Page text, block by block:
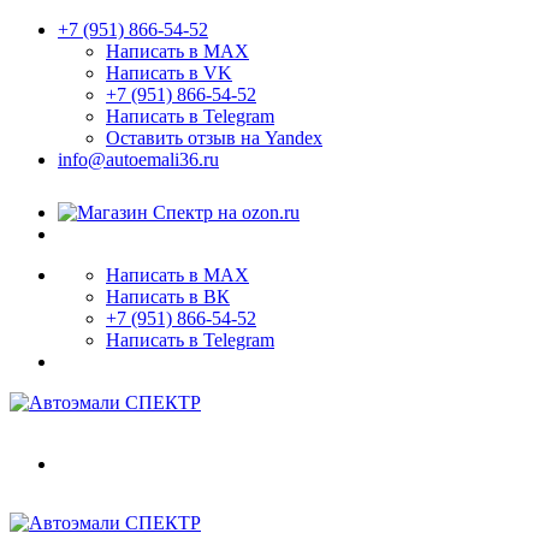
+7 (951) 866-54-52
Написать в MAX
Написать в VK
+7 (951) 866-54-52
Написать в Telegram
Оставить отзыв на Yandex
info@autoemali36.ru
Написать в MAX
Написать в ВК
+7 (951) 866-54-52
Написать в Telegram